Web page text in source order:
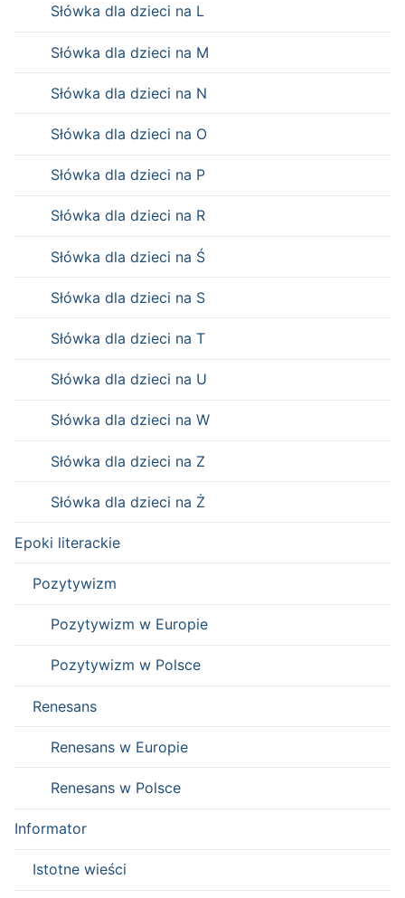
Słówka dla dzieci na L
Słówka dla dzieci na M
Słówka dla dzieci na N
Słówka dla dzieci na O
Słówka dla dzieci na P
Słówka dla dzieci na R
Słówka dla dzieci na Ś
Słówka dla dzieci na S
Słówka dla dzieci na T
Słówka dla dzieci na U
Słówka dla dzieci na W
Słówka dla dzieci na Z
Słówka dla dzieci na Ż
Epoki literackie
Pozytywizm
Pozytywizm w Europie
Pozytywizm w Polsce
Renesans
Renesans w Europie
Renesans w Polsce
Informator
Istotne wieści